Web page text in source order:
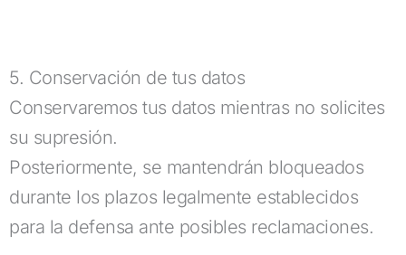
5. Conservación de tus datos
Conservaremos tus datos mientras no solicites
su supresión.
Posteriormente, se mantendrán bloqueados
durante los plazos legalmente establecidos
para la defensa ante posibles reclamaciones.